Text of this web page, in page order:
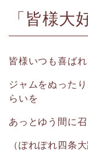
「皆様大
皆様いつも喜ば
ジャムをぬった
らいを
あっとゆう間に
（ぽれぽれ四条大